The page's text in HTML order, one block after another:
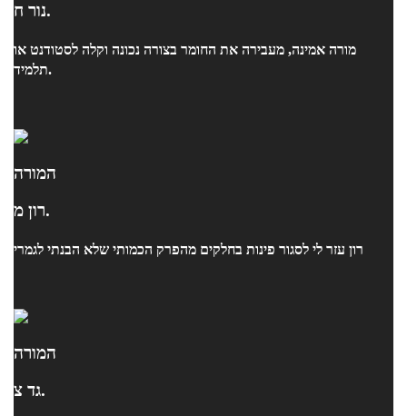
נור ח.
מורה אמינה, מעבירה את החומר בצורה נכונה וקלה לסטודנט או
תלמיד.
המורה
רון מ.
רון עזר לי לסגור פינות בחלקים מהפרק הכמותי שלא הבנתי לגמרי
המורה
גד צ.